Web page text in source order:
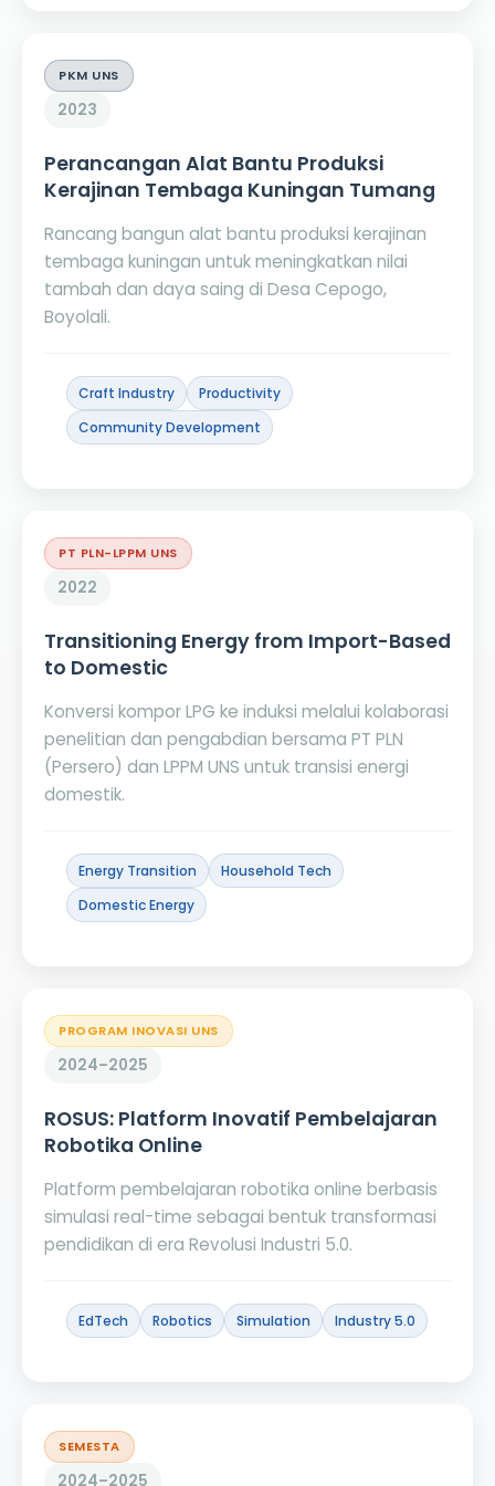
PKM UNS
2023
Perancangan Alat Bantu Produksi
Kerajinan Tembaga Kuningan Tumang
Rancang bangun alat bantu produksi kerajinan
tembaga kuningan untuk meningkatkan nilai
tambah dan daya saing di Desa Cepogo,
Boyolali.
Craft Industry
Productivity
Community Development
PT PLN-LPPM UNS
2022
Transitioning Energy from Import-Based
to Domestic
Konversi kompor LPG ke induksi melalui kolaborasi
penelitian dan pengabdian bersama PT PLN
(Persero) dan LPPM UNS untuk transisi energi
domestik.
Energy Transition
Household Tech
Domestic Energy
PROGRAM INOVASI UNS
2024–2025
ROSUS: Platform Inovatif Pembelajaran
Robotika Online
Platform pembelajaran robotika online berbasis
simulasi real-time sebagai bentuk transformasi
pendidikan di era Revolusi Industri 5.0.
EdTech Robotics Simulation Industry 5.0
SEMESTA
2024–2025